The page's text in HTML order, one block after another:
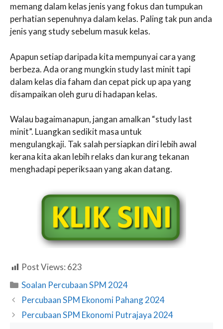
memang dalam kelas jenis yang fokus dan tumpukan
perhatian sepenuhnya dalam kelas. Paling tak pun anda
jenis yang study sebelum masuk kelas.
Apapun setiap daripada kita mempunyai cara yang
berbeza. Ada orang mungkin study last minit tapi
dalam kelas dia faham dan cepat pick up apa yang
disampaikan oleh guru di hadapan kelas.
Walau bagaimanapun, jangan amalkan “study last
minit”. Luangkan sedikit masa untuk
mengulangkaji. Tak salah persiapkan diri lebih awal
kerana kita akan lebih relaks dan kurang tekanan
menghadapi peperiksaan yang akan datang.
Post Views: 623
Categories
Soalan Percubaan SPM 2024
Percubaan SPM Ekonomi Pahang 2024
Percubaan SPM Ekonomi Putrajaya 2024